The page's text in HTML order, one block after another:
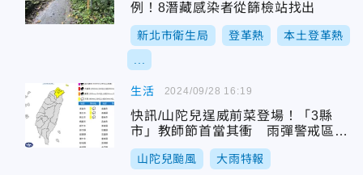
例！8潛藏感染者從篩檢站找出
新北市衛生局 登革熱 本土登革熱
生活
快訊/山陀兒逞威前菜登場！「3縣
市」教師節首當其衝 雨彈警戒區曝
光
山陀兒颱風 大雨特報
2024/09/28 16:19